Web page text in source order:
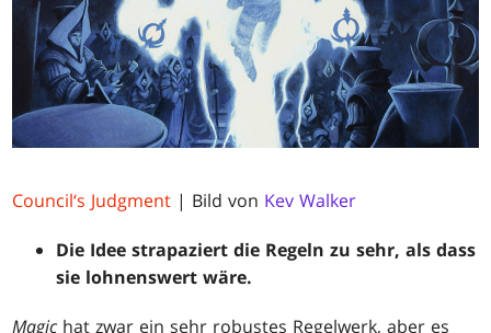
Council‘s Judgment | Bild von Kev Walker
Die Idee strapaziert die Regeln zu sehr, als dass
sie lohnenswert wäre.
Magic hat zwar ein sehr robustes Regelwerk, aber es